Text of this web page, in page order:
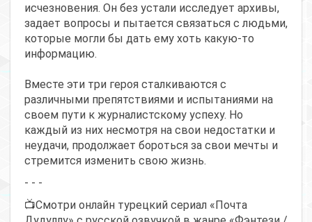
исчезновения. Он без устали исследует архивы,
задает вопросы и пытается связаться с людьми,
которые могли бы дать ему хоть какую-то
информацию.
Вместе эти три героя сталкиваются с
различными препятствиями и испытаниями на
своем пути к журналистскому успеху. Но
каждый из них несмотря на свои недостатки и
неудачи, продолжает бороться за свои мечты и
стремится изменить свою жизнь.
- - -
📺Смотри онлайн турецкий сериал «Почта